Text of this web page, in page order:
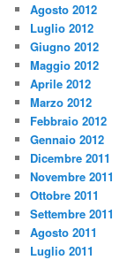
Agosto 2012
Luglio 2012
Giugno 2012
Maggio 2012
Aprile 2012
Marzo 2012
Febbraio 2012
Gennaio 2012
Dicembre 2011
Novembre 2011
Ottobre 2011
Settembre 2011
Agosto 2011
Luglio 2011